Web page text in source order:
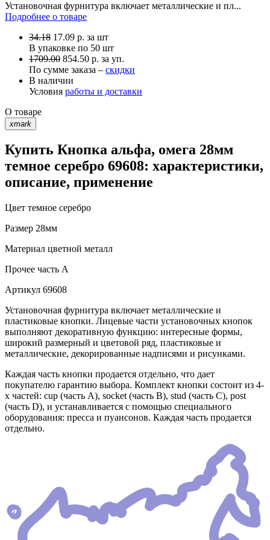
Установочная фурнитура включает металлические и пл...
Подробнее о товаре
34.18 17.09 р. за шт
В упаковке по 50 шт
1709.00 854.50 р. за уп.
По сумме заказа – скидки
В наличии
Условия работы и доставки
О товаре
xmark
Купить Кнопка альфа, омега 28мм
темное серебро 69608: характеристики,
описание, применение
Цвет темное серебро
Размер 28мм
Материал цветной металл
Прочее часть A
Артикул 69608
Установочная фурнитура включает металлические и
пластиковые кнопки. Лицевые части установочных кнопок
выполняют декоративную функцию: интересные формы,
широкий размерный и цветовой ряд, пластиковые и
металлические, декорированные надписями и рисунками.
Каждая часть кнопки продается отдельно, что дает
покупателю гарантию выбора. Комплект кнопки состоит из 4-
х частей: cup (часть А), socket (часть В), stud (часть С), post
(часть D), и устанавливается с помощью специального
оборудования: пресса и пуансонов. Каждая часть продается
отдельно.